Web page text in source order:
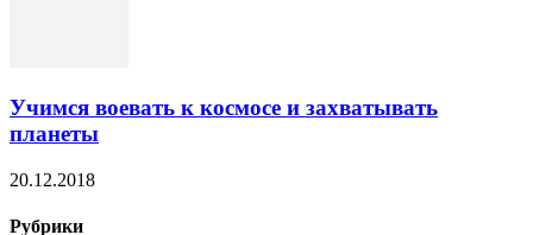
Учимся воевать к космосе и захватывать
планеты
20.12.2018
Рубрики